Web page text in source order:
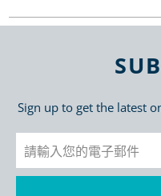
Sign up to get the latest